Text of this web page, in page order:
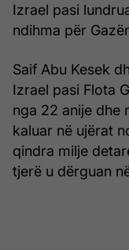
Izrael pasi
ndihma për
Saif Abu Kesek
Izrael pasi Flota
nga 22 anije dhe
kaluar në ujërat
qindra milje
tjerë u dërguan